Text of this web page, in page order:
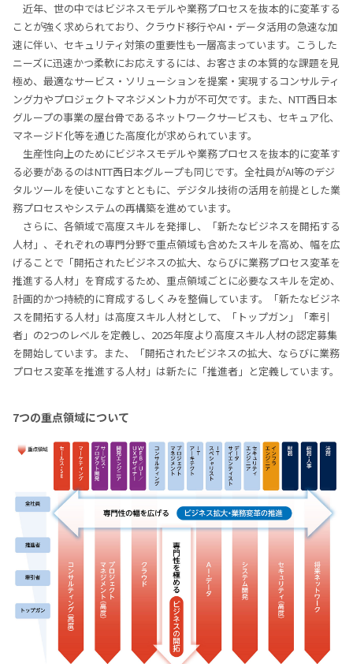
近年、世の中ではビジネスモデルや業務プロセスを抜本的に変革する
ことが強く求められており、クラウド移行やAI・データ活用の急速な加
速に伴い、セキュリティ対策の重要性も一層高まっています。こうした
ニーズに迅速かつ柔軟にお応えするには、お客さまの本質的な課題を見
極め、最適なサービス・ソリューションを提案・実現するコンサルティ
ング力やプロジェクトマネジメント力が不可欠です。また、NTT西日本
グループの事業の屋台骨であるネットワークサービスも、セキュア化、
マネージド化等を通じた高度化が求められています。
生産性向上のためにビジネスモデルや業務プロセスを抜本的に変革す
る必要があるのはNTT西日本グループも同じです。全社員がAI等のデジ
タルツールを使いこなすとともに、デジタル技術の活用を前提とした業
務プロセスやシステムの再構築を進めています。
さらに、各領域で高度スキルを発揮し、「新たなビジネスを開拓する
人材」、それぞれの専門分野で重点領域も含めたスキルを高め、幅を広
げることで「開拓されたビジネスの拡大、ならびに業務プロセス変革を
推進する人材」を育成するため、重点領域ごとに必要なスキルを定め、
計画的かつ持続的に育成するしくみを整備しています。「新たなビジネ
スを開拓する人材」は高度スキル人材として、「トップガン」「牽引
者」の2つのレベルを定義し、2025年度より高度スキル人材の認定募集
を開始しています。また、「開拓されたビジネスの拡大、ならびに業務
プロセス変革を推進する人材」は新たに「推進者」と定義しています。
7つの重点領域について